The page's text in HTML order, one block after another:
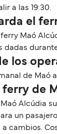
a las 19:30.
el
Maó
dadas
los
de Maó
ferry de
Alcúdia
un
a cambios.